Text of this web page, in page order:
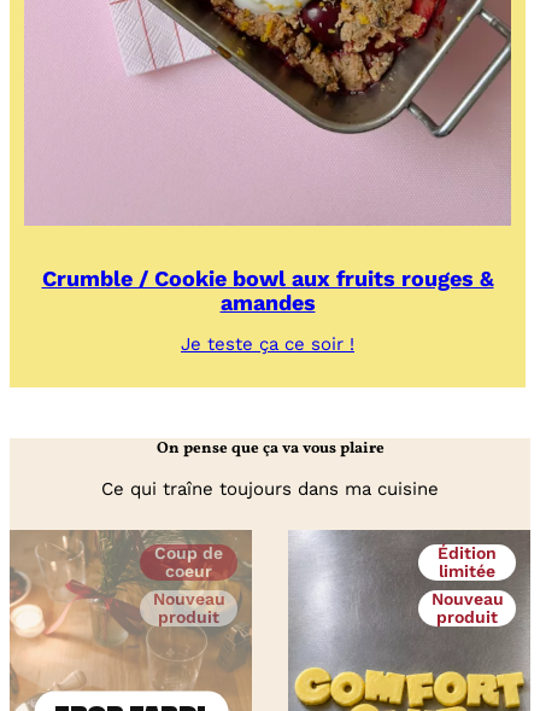
Crumble / Cookie bowl aux fruits rouges &
amandes
Je teste ça ce soir !
/
aux
rouges
On pense que ça va vous plaire
Ce qui traîne toujours dans ma cuisine
Coup de
coeur
Nouveau
produit
Édition
limitée
Nouveau
produit